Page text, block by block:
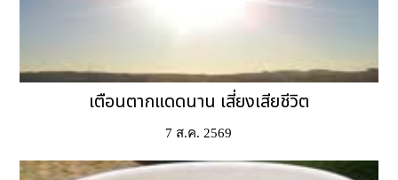
เตือนตากแดดนาน เสี่ยงเสียชีวิต
7 ส.ค. 2569